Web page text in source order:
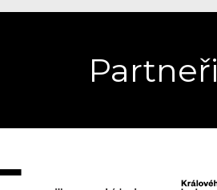
Partneři